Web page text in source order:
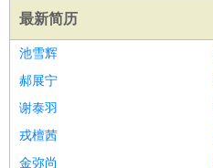
最新简历
池雪辉
郝展宁
谢泰羽
戎檀茜
金弥尚